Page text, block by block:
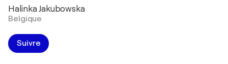
Halinka Jakubowska
Belgique
Suivre